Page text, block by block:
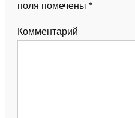
поля помечены *
Комментарий